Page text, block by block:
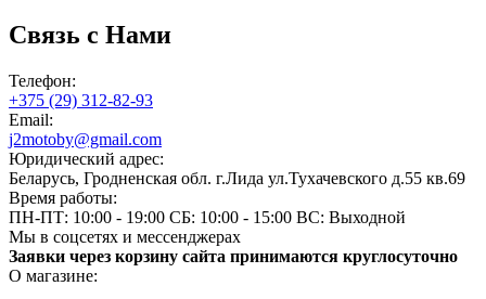
Связь с Нами
Телефон:
+375 (29) 312-82-93
Email:
j2motoby@gmail.com
Юридический адрес:
Беларусь, Гродненская обл. г.Лида ул.Тухачевского д.55 кв.69
Время работы:
ПН-ПТ: 10:00 - 19:00 СБ: 10:00 - 15:00 ВС: Выходной
Мы в соцсетях и мессенджерах
Заявки через корзину сайта принимаются круглосуточно
О магазине: